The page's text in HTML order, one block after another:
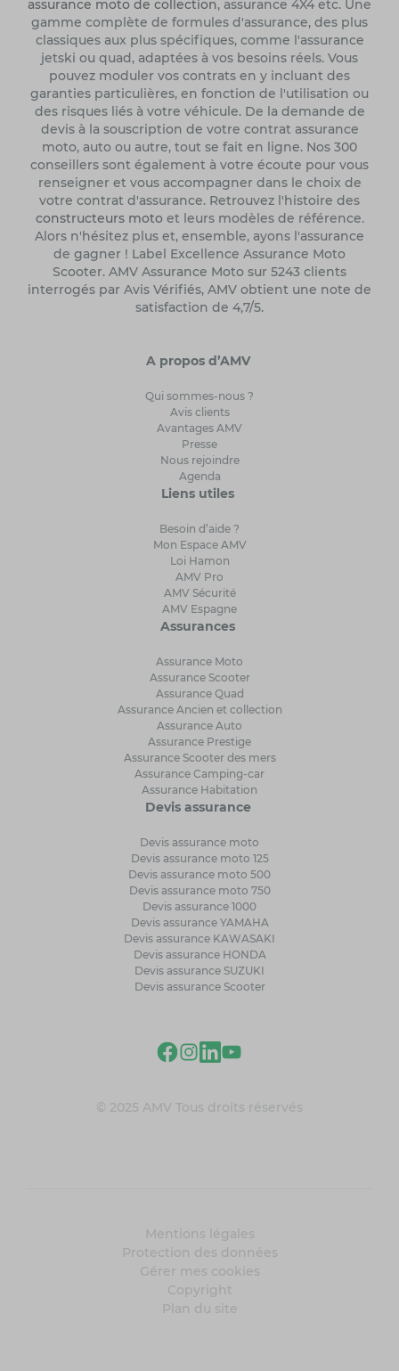
assurance moto de collection, assurance 4X4 etc. Une
gamme complète de formules d'assurance, des plus
classiques aux plus spécifiques, comme l'assurance
jetski ou quad, adaptées à vos besoins réels. Vous
pouvez moduler vos contrats en y incluant des
garanties particulières, en fonction de l'utilisation ou
des risques liés à votre véhicule. De la demande de
devis à la souscription de votre contrat assurance
moto, auto ou autre, tout se fait en ligne. Nos 300
conseillers sont également à votre écoute pour vous
renseigner et vous accompagner dans le choix de
votre contrat d'assurance. Retrouvez l'histoire des
constructeurs motoet leurs modèles de référence.
Alors n'hésitez plus et, ensemble, ayons l'assurance
de gagner ! Label Excellence Assurance Moto
Scooter. AMV Assurance Moto sur 5243 clients
interrogés par Avis Vérifiés, AMV obtient une note de
satisfaction de 4,7/5.
A propos d’AMV
Qui sommes-nous ?
Avis clients
Avantages AMV
Presse
Nous rejoindre
Agenda
Liens utiles
Besoin d’aide ?
Mon Espace AMV
Loi Hamon
AMV Pro
AMV Sécurité
AMV Espagne
Assurances
Assurance Moto
Assurance Scooter
Assurance Quad
Assurance Ancien et collection
Assurance Auto
Assurance Prestige
Assurance Scooter des mers
Assurance Camping-car
Assurance Habitation
Devis assurance
Devis assurance moto
Devis assurance moto 125
Devis assurance moto 500
Devis assurance moto 750
Devis assurance 1000
Devis assurance YAMAHA
Devis assurance KAWASAKI
Devis assurance HONDA
Devis assurance SUZUKI
Devis assurance Scooter
© 2025 AMV Tous droits réservés
Mentions légales
Protection des données
Gérer mes cookies
Copyright
Plan du site